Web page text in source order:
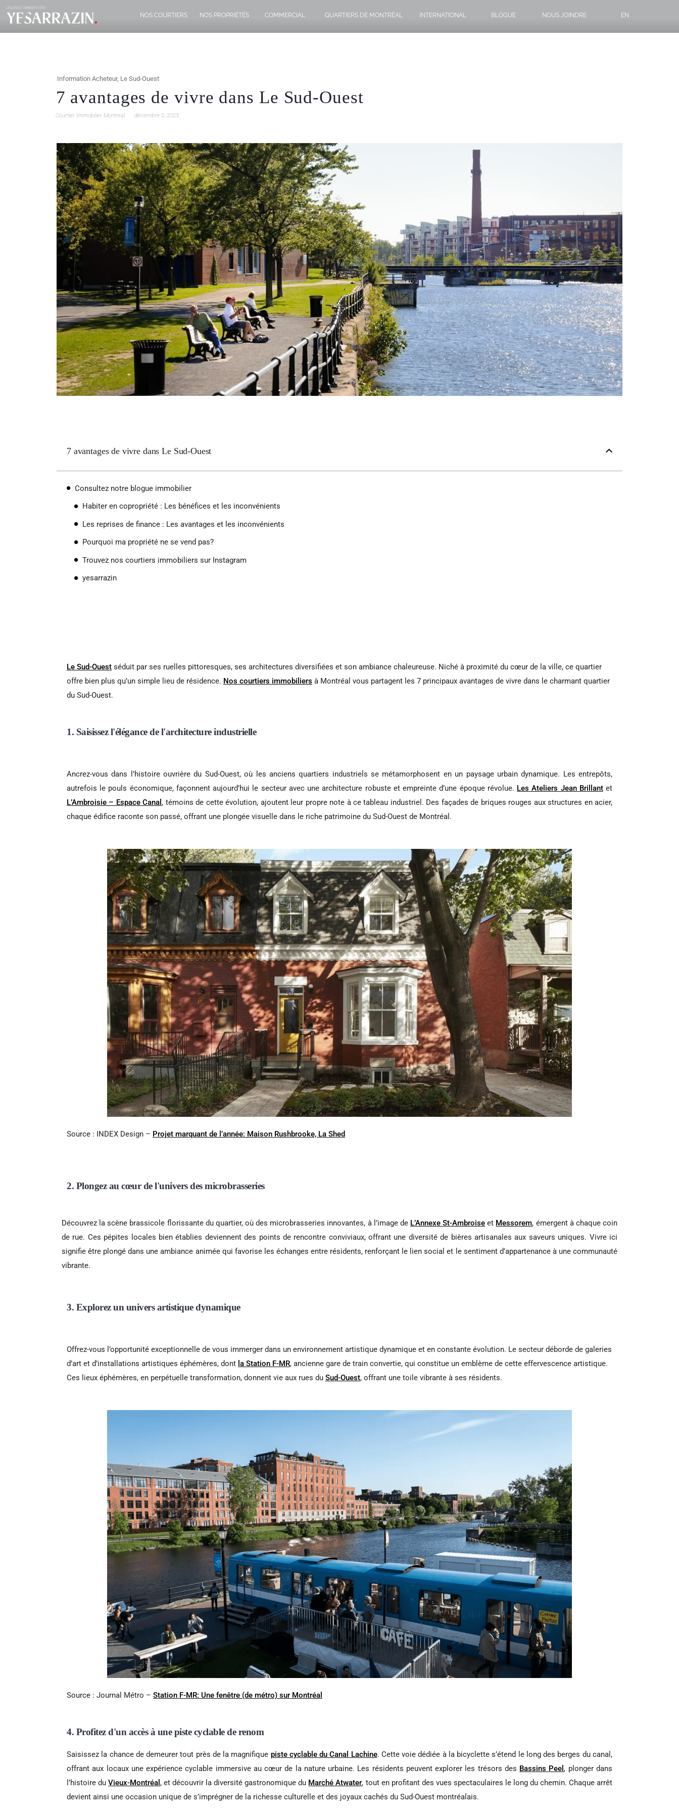
NOS COURTIERS NOS PROPRIÉTÉS COMMERCIAL QUARTIERS DE MONTRÉAL INTERNATIONAL BLOGUE NOUS JOINDRE EN
Information Acheteur, Le Sud-Ouest
7 avantages de vivre dans Le Sud-Ouest
Courtier Immobilier Montreal décembre 5, 2023
7 avantages de vivre dans Le Sud-Ouest
Consultez notre blogue immobilier
Habiter en copropriété : Les bénéfices et les inconvénients
Les reprises de finance : Les avantages et les inconvénients
Pourquoi ma propriété ne se vend pas?
Trouvez nos courtiers immobiliers sur Instagram
yesarrazin
Le Sud-Ouest séduit par ses ruelles pittoresques, ses architectures diversifiées et son ambiance chaleureuse. Niché à proximité du cœur de la ville, ce quartier
offre bien plus qu’un simple lieu de résidence. Nos courtiers immobiliers à Montréal vous partagent les 7 principaux avantages de vivre dans le charmant quartier
du Sud-Ouest.
1. Saisissez l'élégance de l'architecture industrielle
Ancrez-vous dans l’histoire ouvrière du Sud-Ouest, où les anciens quartiers industriels se métamorphosent en un paysage urbain dynamique. Les entrepôts,
autrefois le pouls économique, façonnent aujourd’hui le secteur avec une architecture robuste et empreinte d’une époque révolue. Les Ateliers Jean Brillantet
L’Ambroisie – Espace Canal , témoins de cette évolution, ajoutent leur propre note à ce tableau industriel. Des façades de briques rouges aux structures en acier,
chaque édifice raconte son passé, offrant une plongée visuelle dans le riche patrimoine du Sud-Ouest de Montréal.
Source : INDEX Design – Projet marquant de l’année: Maison Rushbrooke, La Shed
2. Plongez au cœur de l'univers des microbrasseries
Découvrez la scène brassicole florissante du quartier, où des microbrasseries innovantes, à l’image de L’Annexe St-Ambroise et Messorem, émergent à chaque coin
de rue. Ces pépites locales bien établies deviennent des points de rencontre conviviaux, offrant une diversité de bières artisanales aux saveurs uniques. Vivre ici
signifie être plongé dans une ambiance animée qui favorise les échanges entre résidents, renforçant le lien social et le sentiment d’appartenance à une communauté
vibrante.
3. Explorez un univers artistique dynamique
Offrez-vous l’opportunité exceptionnelle de vous immerger dans un environnement artistique dynamique et en constante évolution. Le secteur déborde de galeries
d’art et d’installations artistiques éphémères, dont la Station F-MR, ancienne gare de train convertie, qui constitue un emblème de cette effervescence artistique.
Ces lieux éphémères, en perpétuelle transformation, donnent vie aux rues du Sud-Ouest, offrant une toile vibrante à ses résidents.
Source : Journal Métro – Station F-MR: Une fenêtre (de métro) sur Montréal
4. Profitez d'un accès à une piste cyclable de renom
Saisissez la chance de demeurer tout près de la magnifique piste cyclable du Canal Lachine. Cette voie dédiée à la bicyclette s’étend le long des berges du canal,
offrant aux locaux une expérience cyclable immersive au cœur de la nature urbaine. Les résidents peuvent explorer les trésors des Bassins Peel , plonger dans
l’histoire duVieux-Montréal , et découvrir la diversité gastronomique du Marché Atwater, tout en profitant des vues spectaculaires le long du chemin. Chaque arrêt
devient ainsi une occasion unique de s’imprégner de la richesse culturelle et des joyaux cachés du Sud-Ouest montréalais.